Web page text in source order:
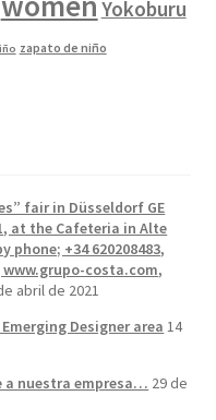
Yokoburu
zapato de niño
fair in Düsseldorf GE
at the Cafeteria in Alte
phone; +34 620208483,
costa.com,
abril de 2021
Designer area 14
a nuestra empresa… 29 de